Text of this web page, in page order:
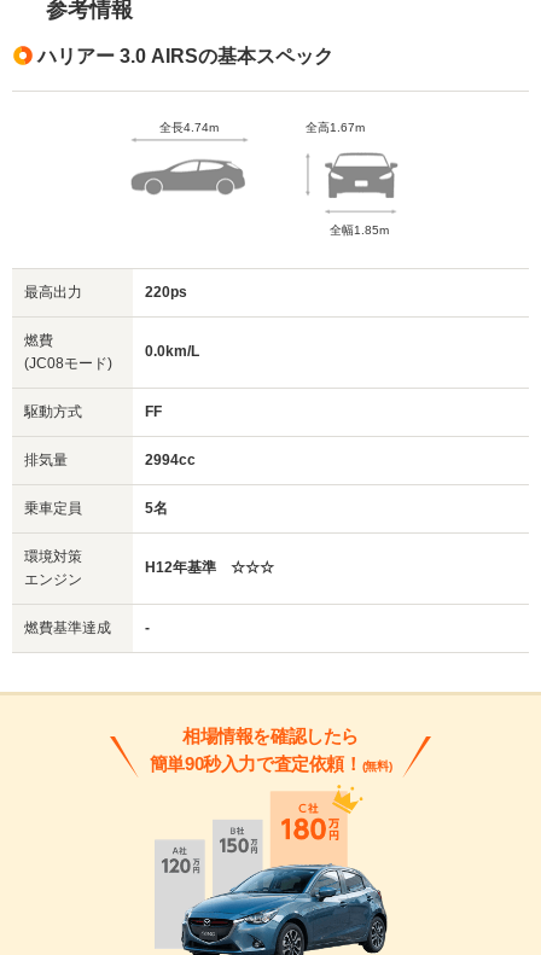
参考情報
ハリアー 3.0 AIRSの基本スペック
全長4.74m 全高1.67m
全幅1.85m
最高出力 220ps
燃費
(JC08モード)
0.0km/L
駆動方式 FF
排気量 2994cc
乗車定員 5名
環境対策
エンジン
H12年基準 ☆☆☆
燃費基準達成 -
相場情報を確認したら
簡単90秒入力で査定依頼！ (無料)